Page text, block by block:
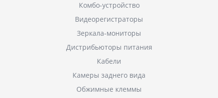
Комбо-устройство
Видеорегистраторы
Зеркала-мониторы
Дистрибьюторы питания
Кабели
Камеры заднего вида
Обжимные клеммы